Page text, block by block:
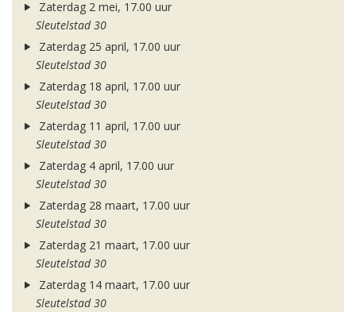
Zaterdag 2 mei, 17.00 uur
Sleutelstad 30
Zaterdag 25 april, 17.00 uur
Sleutelstad 30
Zaterdag 18 april, 17.00 uur
Sleutelstad 30
Zaterdag 11 april, 17.00 uur
Sleutelstad 30
Zaterdag 4 april, 17.00 uur
Sleutelstad 30
Zaterdag 28 maart, 17.00 uur
Sleutelstad 30
Zaterdag 21 maart, 17.00 uur
Sleutelstad 30
Zaterdag 14 maart, 17.00 uur
Sleutelstad 30